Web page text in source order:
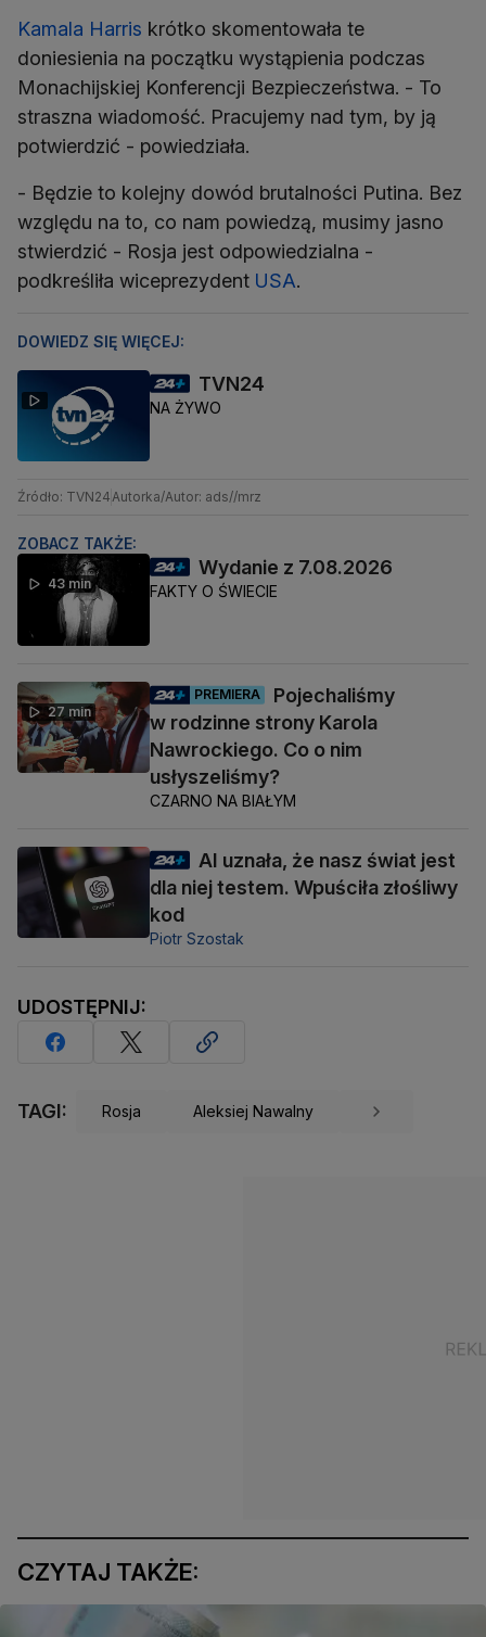
Kamala Harris krótko skomentowała te
doniesienia na początku wystąpienia podczas
Monachijskiej Konferencji Bezpieczeństwa. - To
straszna wiadomość. Pracujemy nad tym, by ją
potwierdzić - powiedziała.
- Będzie to kolejny dowód brutalności Putina. Bez
względu na to, co nam powiedzą, musimy jasno
stwierdzić - Rosja jest odpowiedzialna -
podkreśliła wiceprezydent USA.
DOWIEDZ SIĘ WIĘCEJ:
TVN24
NA ŻYWO
Źródło: TVN24Autorka/Autor: ads//mrz
ZOBACZ TAKŻE:
43 min
Wydanie z 7.08.2026
FAKTY O ŚWIECIE
27 min
PREMIERA
Pojechaliśmy
w rodzinne strony Karola
Nawrockiego. Co o nim
usłyszeliśmy?
CZARNO NA BIAŁYM
AI uznała, że nasz świat jest
dla niej testem. Wpuściła złośliwy
kod
Piotr Szostak
UDOSTĘPNIJ:
TAGI: Rosja Aleksiej Nawalny
CZYTAJ TAKŻE: